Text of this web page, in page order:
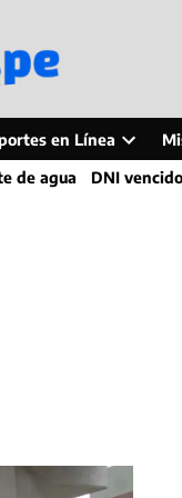
en Línea
Open
dropdown
de agua DNI vencido